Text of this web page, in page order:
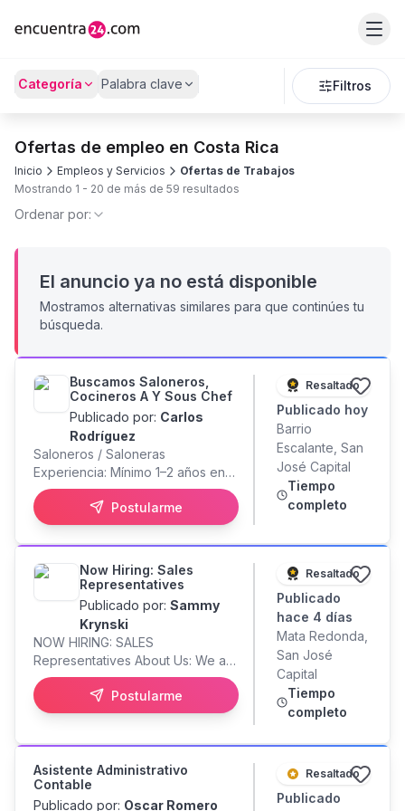
Categoría Palabra clave Filtros
Ofertas de empleo en Costa Rica
Inicio Empleos y Servicios
Ofertas de Trabajos
Mostrando 1 - 20 de más de 59 resultados
Ordenar por:
El anuncio ya no está disponible
Mostramos alternativas similares para que continúes tu
búsqueda.
Buscamos Saloneros,
Cocineros A Y Sous Chef
Publicado por: Carlos
Rodríguez
Saloneros / Saloneras
Experiencia: Mínimo 1–2 años en
restaurantes de alto volumen o
propuesta gastronómica. Perfil:
Don de servicio, proactividad,
dinamismo y carisma. Buena
presentación personal y
excelente comunicación verbal.
Inglés: Intermedio (deseable/plus
en zonas de alto flujo).
Indispensable: Carnet de
manipulación de alimentos al día.
Cocineros A Experiencia: 2+ años
en cocina caliente, estaciones de
producción y emplatado técnico.
presión, rigor en estándares de
higiene, orden y receta.
(Experiencia en cocina asiática o
maridaje craft es un plus).
Postularme
Resaltado
Publicado hoy
Barrio
Escalante, San
José Capital
Tiempo
completo
Now Hiring: Sales
Representatives
Publicado por: Sammy
Krynski
NOW HIRING: SALES
Representatives About Us: We are
a stable, US-based company with
over 28 years in business and a
strong 9-year presence in Costa
stability and top pay for honest,
hardworking professionals with a
great attitude. The Details: Role:
Sales representative
Postularme
Resaltado
Publicado
hace 4 días
Mata Redonda,
San José
Capital
Tiempo
completo
Asistente Administrativo
Contable
Publicado por: Oscar Romero
Resaltado
Publicado